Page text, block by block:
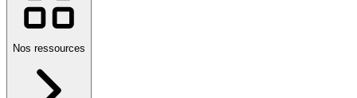
Nos ressources